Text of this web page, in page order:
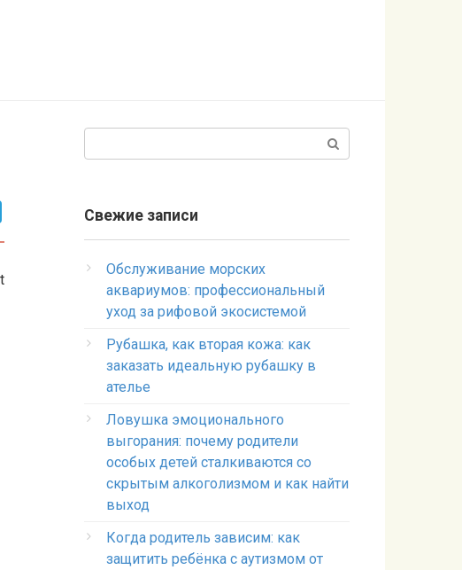
Свежие записи
Обслуживание морских
аквариумов: профессиональный
уход за рифовой экосистемой
Рубашка, как вторая кожа: как
заказать идеальную рубашку в
ателье
Ловушка эмоционального
выгорания: почему родители
особых детей сталкиваются со
скрытым алкоголизмом и как найти
выход
Когда родитель зависим: как
защитить ребёнка с аутизмом от